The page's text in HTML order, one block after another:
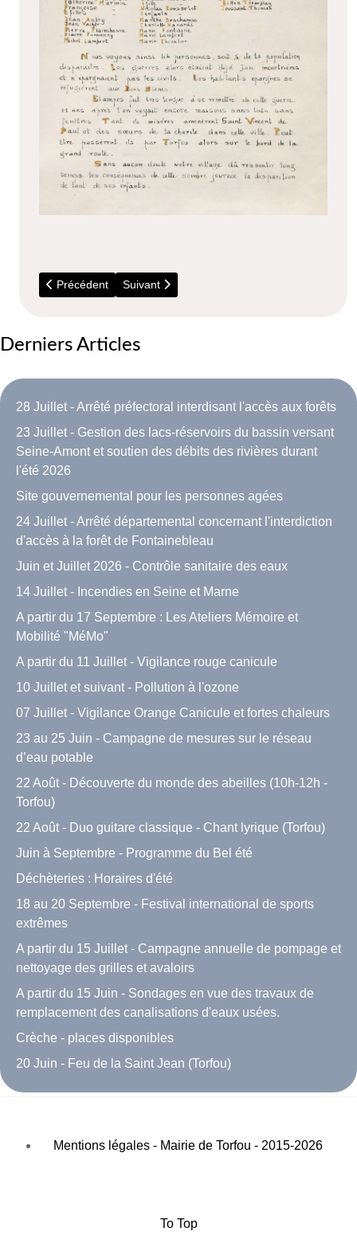
Article précédent : 1512 - Prévôté appartenant aux
Précédent Article suivant : 1643 - Vente de la ferme aux
Suivant
Derniers Articles
28 Juillet - Arrêté préfectoral interdisant l'accès aux forêts
23 Juillet - Gestion des lacs-réservoirs du bassin versant
Seine-Amont et soutien des débits des rivières durant
l'été 2026
Site gouvernemental pour les personnes agées
24 Juillet - Arrêté départemental concernant l'interdiction
d'accès à la forêt de Fontainebleau
Juin et Juillet 2026 - Contrôle sanitaire des eaux
14 Juillet - Incendies en Seine et Marne
A partir du 17 Septembre : Les Ateliers Mémoire et
Mobilité "MéMo"
A partir du 11 Juillet - Vigilance rouge canicule
10 Juillet et suivant - Pollution à l'ozone
07 Juillet - Vigilance Orange Canicule et fortes chaleurs
23 au 25 Juin - Campagne de mesures sur le réseau
d’eau potable
22 Août - Découverte du monde des abeilles (10h-12h -
Torfou)
22 Août - Duo guitare classique - Chant lyrique (Torfou)
Juin à Septembre - Programme du Bel été
Déchèteries : Horaires d'été
18 au 20 Septembre - Festival international de sports
extrêmes
A partir du 15 Juillet - Campagne annuelle de pompage et
nettoyage des grilles et avaloirs
A partir du 15 Juin - Sondages en vue des travaux de
remplacement des canalisations d'eaux usées.
Crèche - places disponibles
20 Juin - Feu de la Saint Jean (Torfou)
Mentions légales - Mairie de Torfou - 2015-2026
To Top